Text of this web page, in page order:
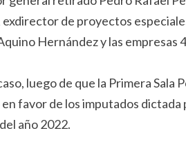
de proyectos
Hernández y las empresas
luego de que la Primera Sala
favor de los imputados
año 2022.